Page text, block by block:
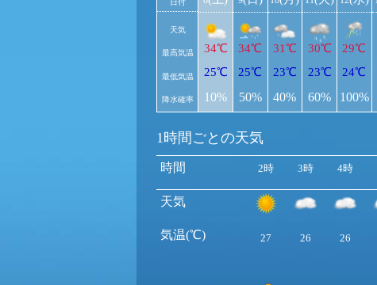
日付
天気
最高気温
最低気温
降水確率
34℃
25℃
10%
34℃
25℃
50%
31℃
23℃
40%
30℃
23℃
60%
29℃
24℃
100%
1時間ごとの天気
時間
天気
気温(℃)
2時 3時 4時
27 26 26